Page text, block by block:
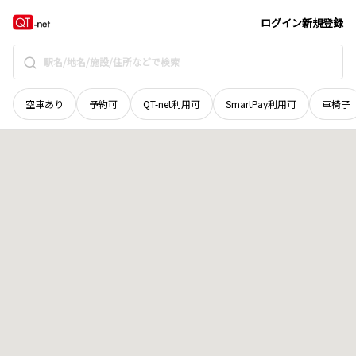
ログイン新規登録
空車あり 予約可 QT-net利用可 SmartPay利用可 車椅子
北海道